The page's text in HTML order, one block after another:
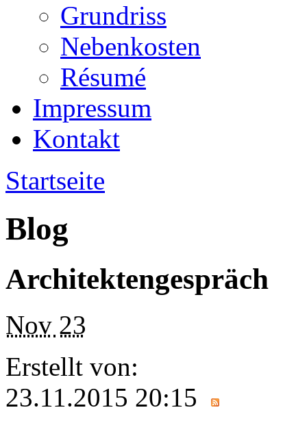
Grundriss
Nebenkosten
Ré­su­mé
Impressum
Kontakt
Startseite
Blog
Architektengespräch
Nov 23
Erstellt von:
23.11.2015 20:15